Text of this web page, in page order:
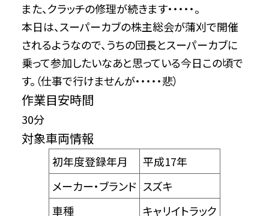
また、クラッチの修理が続きます・・・・・。
本日は、スーパーカブの株主総会が蒲刈で開催
されるようなので、うちの団長とスーパーカブに
乗って参加したいなあと思っている今日この頃で
す。（仕事で行けませんが・・・・・悲）
作業目安時間
30分
対象車両情報
初年度登録年月
平成17年
メーカー・ブランド スズキ
車種
キャリイトラック